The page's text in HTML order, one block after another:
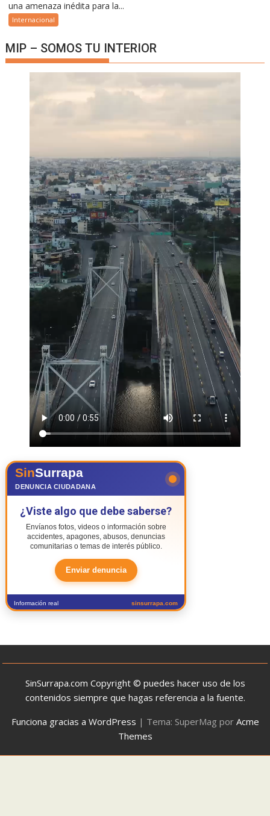
una amenaza inédita para la...
Internacional
MIP – SOMOS TU INTERIOR
SinSurrapa
DENUNCIA CIUDADANA
¿Viste algo que debe saberse?
Envíanos fotos, videos o información sobre
accidentes, apagones, abusos, denuncias
comunitarias o temas de interés público.
Enviar denuncia
Información real sinsurrapa.com
SinSurrapa.com Copyright © puedes hacer uso de los
contenidos siempre que hagas referencia a la fuente.
Funciona gracias a WordPress | Tema: SuperMag por Acme
Themes